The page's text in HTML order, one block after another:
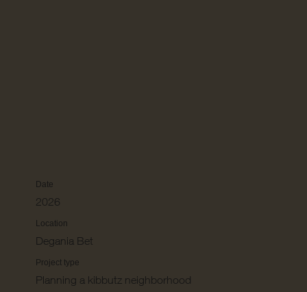
Date
2026
Location
Degania Bet
Project type
Planning a kibbutz neighborhood